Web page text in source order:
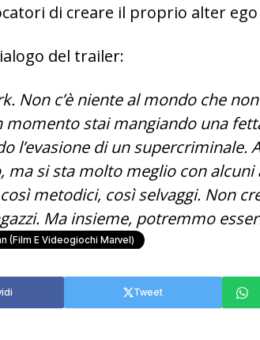
di creare il proprio alter ego
del trailer:
Non c’è niente al mondo che
momento stai mangiando una
l’evasione di un supercriminale.
ma si sta molto meglio con
metodici, così selvaggi. Non
Ma insieme, potremmo
(Film E Videogiochi Marvel)
Tweet